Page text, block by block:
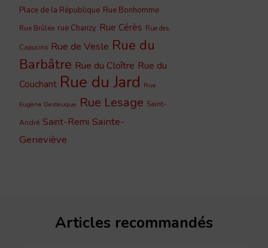
Place de la République Rue Bonhomme
Rue Brûlée rue Chanzy Rue Cérès Rue des
Capucins Rue de Vesle Rue du
Barbâtre Rue du Cloître Rue du
Couchant Rue du Jard Rue
Eugène Desteuque Rue Lesage Saint-
André Saint-Remi Sainte-
Geneviève
Articles recommandés